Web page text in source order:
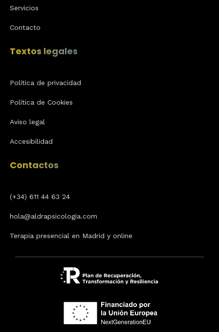
Servicios
Contacto
Textos legales
Política de privacidad
Política de Cookies
Aviso legal
Accesibilidad
Contactos
(+34) 611 44 63 24
hola@aldrapsicologia.com
Terapia presencial en Madrid y online